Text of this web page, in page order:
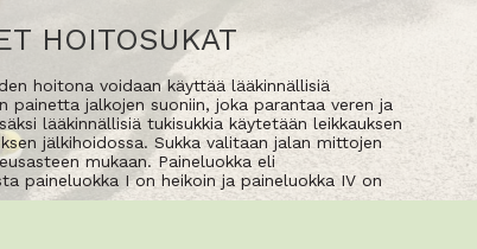
HOITOSUKAT
hoitona voidaan käyttää lääkinnällisiä
jalkojen suoniin, joka parantaa veren ja
lääkinnällisiä tukisukkia käytetään leikkauksen
jälkihoidossa. Sukka valitaan jalan mittojen
mukaan. Paineluokka eli
paineluokka I on heikoin ja paineluokka IV on